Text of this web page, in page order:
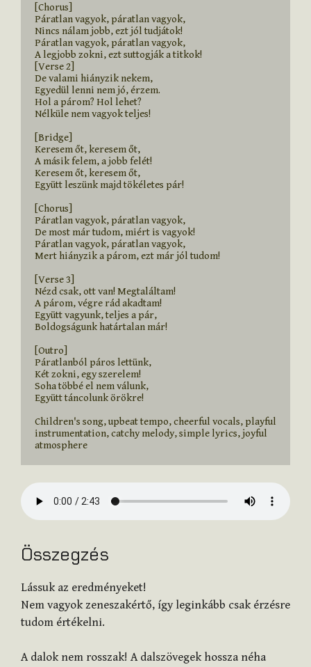
[Chorus]
Páratlan vagyok, páratlan vagyok,
Nincs nálam jobb, ezt jól tudjátok!
Páratlan vagyok, páratlan vagyok,
A legjobb zokni, ezt suttogják a titkok!
[Verse 2]
De valami hiányzik nekem,
Egyedül lenni nem jó, érzem.
Hol a párom? Hol lehet?
Nélküle nem vagyok teljes!
[Bridge]
Keresem őt, keresem őt,
A másik felem, a jobb felét!
Keresem őt, keresem őt,
Együtt leszünk majd tökéletes pár!
[Chorus]
Páratlan vagyok, páratlan vagyok,
De most már tudom, miért is vagyok!
Páratlan vagyok, páratlan vagyok,
Mert hiányzik a párom, ezt már jól tudom!
[Verse 3]
Nézd csak, ott van! Megtaláltam!
A párom, végre rád akadtam!
Együtt vagyunk, teljes a pár,
Boldogságunk határtalan már!
[Outro]
Páratlanból páros lettünk,
Két zokni, egy szerelem!
Soha többé el nem válunk,
Együtt táncolunk örökre!
Children's song, upbeat tempo, cheerful vocals, playful
instrumentation, catchy melody, simple lyrics, joyful
atmosphere
Összegzés
Lássuk az eredményeket!
Nem vagyok zeneszakértő, így leginkább csak érzésre
tudom értékelni.
A dalok nem rosszak! A dalszövegek hossza néha